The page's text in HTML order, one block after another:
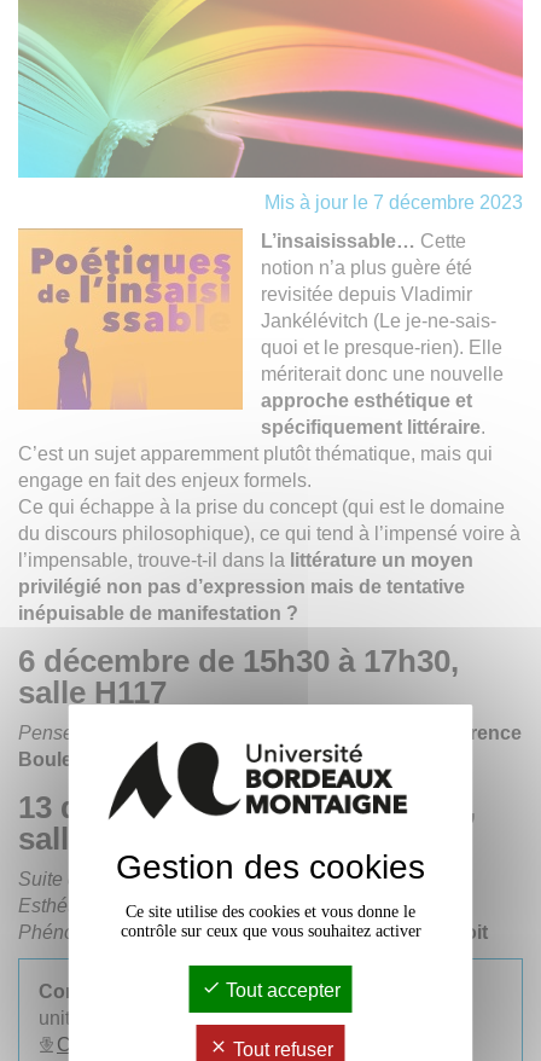
Mis à jour le 7 décembre 2023
L’insaisissable… Cette
notion n’a plus guère été
revisitée depuis Vladimir
Jankélévitch (Le je-ne-sais-
quoi et le presque-rien). Elle
mériterait donc une nouvelle
approche esthétique et
spécifiquement littéraire.
C’est un sujet apparemment plutôt thématique, mais qui
engage en fait des enjeux formels.
Ce qui échappe à la prise du concept (qui est le domaine
du discours philosophique), ce qui tend à l’impensé voire à
l’impensable, trouve-t-il dans la littérature un moyen
privilégié non pas d’expression mais de tentative
inépuisable de manifestation ?
6 décembre de 15h30 à 17h30,
salle H117
Penser l'insaisissable aux siècles classiques
Florence
Boulerie
13 décembre de 15h30 à 17h30,
salle H117
Suite des approches de l'insaisissable (Rhétorique -
Esthétique - Métaphysique - Intrapsychique -
Phénoménologique - Herméneutique)"parEric Benoit
Contacts Eric Benoitet Florence Boulerie
unité de recherchePlurielles
Consulter la programmation complète
Gestion des cookies
Ce site utilise des cookies et vous donne le
contrôle sur ceux que vous souhaitez activer
Tout accepter
Tout refuser